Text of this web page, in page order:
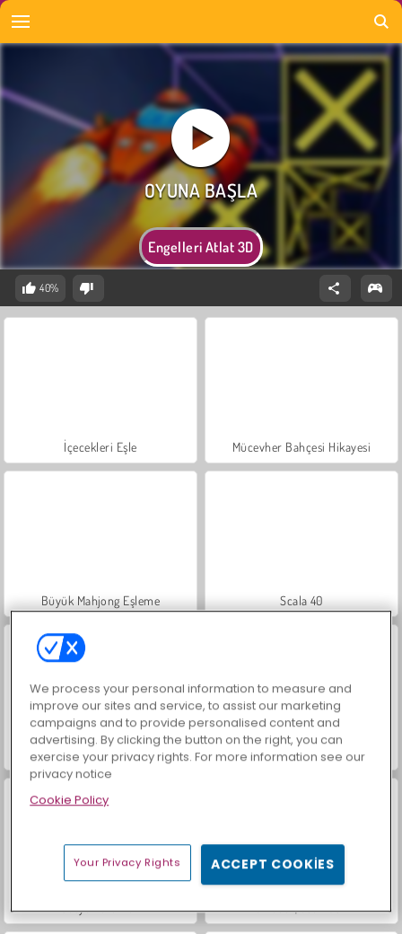
Engelleri Atlat 3D
40%
İçecekleri Eşle Mücevher Bahçesi Hikayesi
Büyük Mahjong Eşleme Scala 40
Masha and the Bear: Meadows Farm Merge Valley
Sosyal İskambil Trollface Quest: USA 2
We process your personal information to measure and
improve our sites and service, to assist our marketing
campaigns and to provide personalised content and
advertising. By clicking the button on the right, you can
exercise your privacy rights. For more information see our
privacy notice
Cookie Policy
Your Privacy Rights ACCEPT COOKIES